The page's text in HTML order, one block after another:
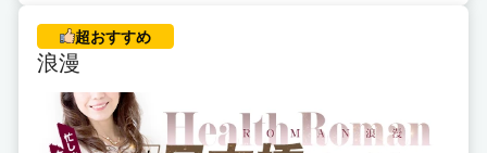
超おすすめ
浪漫